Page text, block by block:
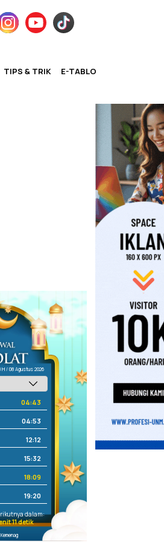
TIPS & TRIK E-TABLOID
/ 08 Agustus 2026
04:43
04:53
12:12
15:32
18:09
19:20
dalam:
11 detik